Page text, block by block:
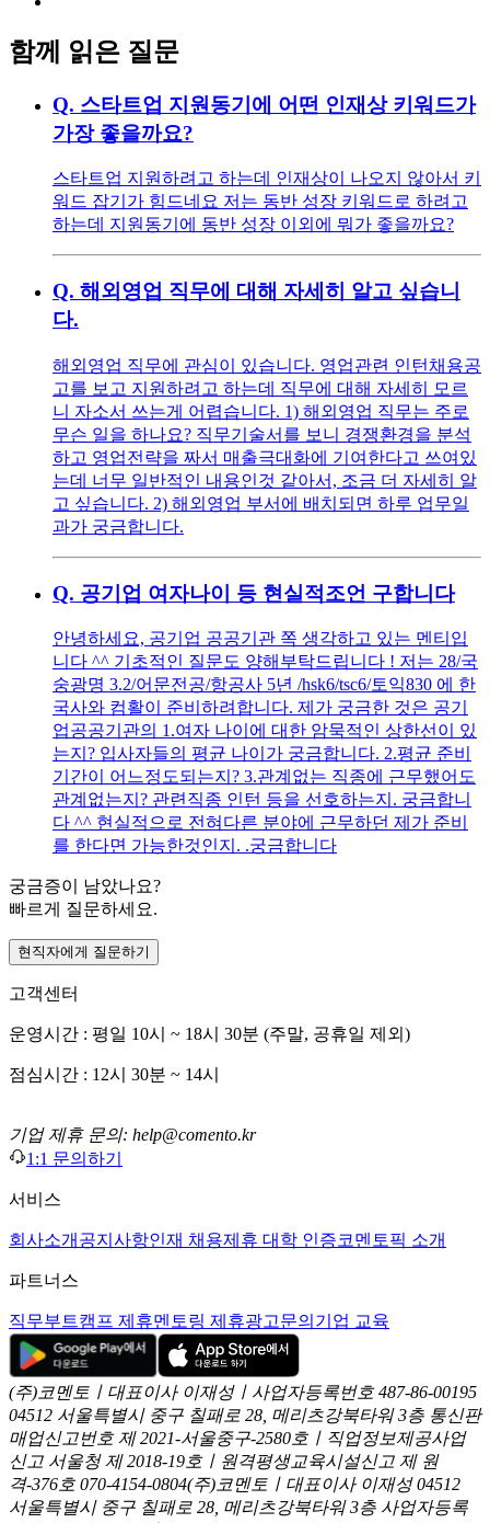
함께 읽은 질문
Q. 스타트업 지원동기에 어떤 인재상 키워드가
가장 좋을까요?
스타트업 지원하려고 하는데 인재상이 나오지 않아서 키
워드 잡기가 힘드네요 저는 동반 성장 키워드로 하려고
하는데 지원동기에 동반 성장 이외에 뭐가 좋을까요?
Q. 해외영업 직무에 대해 자세히 알고 싶습니
다.
해외영업 직무에 관심이 있습니다. 영업관련 인턴채용공
고를 보고 지원하려고 하는데 직무에 대해 자세히 모르
니 자소서 쓰는게 어렵습니다. 1) 해외영업 직무는 주로
무슨 일을 하나요? 직무기술서를 보니 경쟁환경을 분석
하고 영업전략을 짜서 매출극대화에 기여한다고 쓰여있
는데 너무 일반적인 내용인것 같아서, 조금 더 자세히 알
고 싶습니다. 2) 해외영업 부서에 배치되면 하루 업무일
과가 궁금합니다.
Q. 공기업 여자나이 등 현실적조언 구합니다
안녕하세요, 공기업 공공기관 쪽 생각하고 있는 멘티입
니다 ^^ 기초적인 질문도 양해부탁드립니다 ! 저는 28/국
숭광명 3.2/어문전공/항공사 5년 /hsk6/tsc6/토익830 에 한
국사와 컴활이 준비하려합니다. 제가 궁금한 것은 공기
업공공기관의 1.여자 나이에 대한 암묵적인 상한선이 있
는지? 입사자들의 평균 나이가 궁금합니다. 2.평균 준비
기간이 어느정도되는지? 3.관계없는 직종에 근무했어도
관계없는지? 관련직종 인턴 등을 선호하는지. 궁금합니
다 ^^ 현실적으로 전혀다른 분야에 근무하던 제가 준비
를 한다면 가능한것인지. .궁금합니다
궁금증이 남았나요?
빠르게 질문하세요.
현직자에게 질문하기
고객센터
운영시간 : 평일 10시 ~ 18시 30분 (주말, 공휴일 제외)
점심시간 : 12시 30분 ~ 14시
기업 제휴 문의: help@comento.kr
1:1 문의하기
서비스
회사소개 공지사항인재 채용제휴 대학 인증코멘토픽 소개
파트너스
직무부트캠프 제휴멘토링 제휴광고문의 기업 교육
(주)코멘토ㅣ대표이사 이재성ㅣ사업자등록번호 487-86-00195
04512 서울특별시 중구 칠패로 28, 메리츠강북타워 3층 통신판
매업신고번호 제 2021-서울중구-2580호ㅣ직업정보제공사업
신고 서울청 제 2018-19호ㅣ원격평생교육시설신고 제 원
격-376호 070-4154-0804(주)코멘토ㅣ대표이사 이재성 04512
서울특별시 중구 칠패로 28, 메리츠강북타워 3층 사업자등록